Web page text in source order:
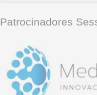
Patrocinadores